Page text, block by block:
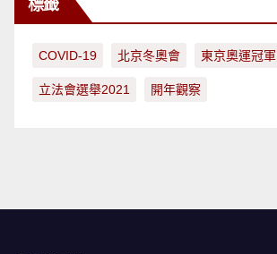
標籤
COVID-19 北京冬奧會 東京奧運冠軍
立法會選舉2021 開年觀察